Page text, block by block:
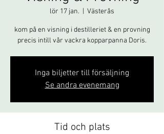
lör 17 jan. Västerås
kom på en visning i destilleriet & en provning
precis intill vår vackra kopparpanna Doris.
Inga biljetter till försäljning
Se andra evenemang
Tid och plats